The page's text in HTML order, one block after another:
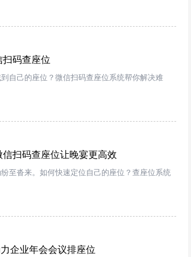
码查座位
自己的座位？微信扫码查座位系统帮你解决难
扫码查座位让晚宴更高效
至沓来。如何快速定位自己的座位？查座位系统
企业年会会议排座位